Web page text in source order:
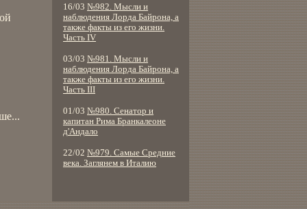
16/03 №982. Мысли и
наблюдения Лорда Байрона, а
также факты из его жизни.
Часть IV
03/03 №981. Мысли и
наблюдения Лорда Байрона, а
также факты из его жизни.
Часть III
01/03 №980. Сенатор и
капитан Рима Бранкалеоне
д'Андало
22/02 №979. Самые Средние
века. Заглянем в Италию